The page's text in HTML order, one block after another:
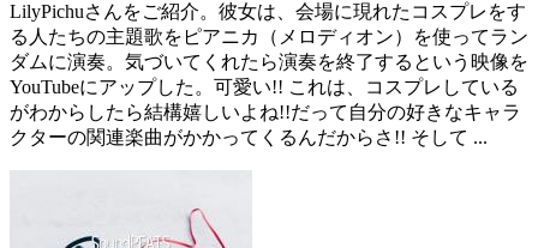
LilyPichuさんをご紹介。彼女は、会場に現れたコスプレをす
る人たちの主題歌をピアニカ（メロディオン）を使ってラン
ダムに演奏。気づいてくれたら演奏を終了するという映像を
YouTubeにアップした。可愛い!! これは、コスプレしている
がわからしたら結構嬉しいよね!!だって自分の好きなキャラ
クターの関連楽曲がかかってくるんだからさ!! そして ...